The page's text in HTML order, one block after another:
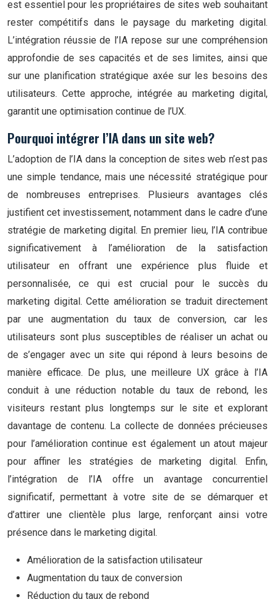
est essentiel pour les propriétaires de sites web souhaitant
rester compétitifs dans le paysage du marketing digital.
L’intégration réussie de l’IA repose sur une compréhension
approfondie de ses capacités et de ses limites, ainsi que
sur une planification stratégique axée sur les besoins des
utilisateurs. Cette approche, intégrée au marketing digital,
garantit une optimisation continue de l’UX.
Pourquoi intégrer l’IA dans un site web?
L’adoption de l’IA dans la conception de sites web n’est pas
une simple tendance, mais une nécessité stratégique pour
de nombreuses entreprises. Plusieurs avantages clés
justifient cet investissement, notamment dans le cadre d’une
stratégie de marketing digital. En premier lieu, l’IA contribue
significativement à l’amélioration de la satisfaction
utilisateur en offrant une expérience plus fluide et
personnalisée, ce qui est crucial pour le succès du
marketing digital. Cette amélioration se traduit directement
par une augmentation du taux de conversion, car les
utilisateurs sont plus susceptibles de réaliser un achat ou
de s’engager avec un site qui répond à leurs besoins de
manière efficace. De plus, une meilleure UX grâce à l’IA
conduit à une réduction notable du taux de rebond, les
visiteurs restant plus longtemps sur le site et explorant
davantage de contenu. La collecte de données précieuses
pour l’amélioration continue est également un atout majeur
pour affiner les stratégies de marketing digital. Enfin,
l’intégration de l’IA offre un avantage concurrentiel
significatif, permettant à votre site de se démarquer et
d’attirer une clientèle plus large, renforçant ainsi votre
présence dans le marketing digital.
Amélioration de la satisfaction utilisateur
Augmentation du taux de conversion
Réduction du taux de rebond